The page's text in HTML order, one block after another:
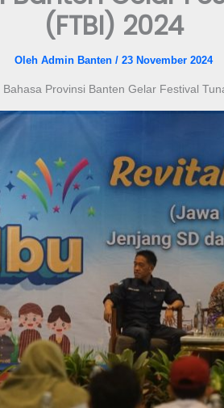
(FTBI) 2024
Oleh Admin Banten / 23 November 2024
Bahasa Provinsi Banten Gelar Festival